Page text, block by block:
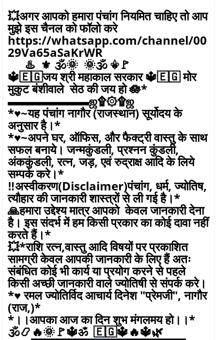
💥अगर आपको हमारा पंचांग नियमित चाहिए तो आप
मुझे इस चैनल को फॉलो करे
https://whatsapp.com/channel/00
29Va65aSaKrWR
♨️ ⚜️ 🕉🌞 🌞🕉 ⚜🚩
🔱🇪🇬जय श्री महाकाल सरकार 🔱🇪🇬 मोर
मुकुट बंशीवाले सेठ की जय हो 🪷*
▬▬▬▬▬▬▬ஜ۩۞۩ஜ
*♥️~यह पंचांग नागौर (राजस्थान) सूर्योदय के
अनुसार है।*
*♥️~अपने घर, ऑफिस, और फैक्ट्री वास्तु के साथ
सफल बनाये। जन्मकुंडली, प्रश्नन कुंडली,
अंककुंडली, रत्न, जड़, एवं रुद्राक्ष आदि के लिये
सम्पर्क करे।*
‼️अस्वीकरण(Disclaimer)पंचांग, धर्म, ज्योतिष,
त्यौहार की जानकारी शास्त्रों से ली गई है।*
🙏हमारा उद्देश्य मात्र आपको केवल जानकारी देना
है। इस संदर्भ में हम किसी प्रकार का कोई दावा नहीं
करते हैं।*
💥*राशि रत्न,वास्तु आदि विषयों पर प्रकाशित
सामग्री केवल आपकी जानकारी के लिए हैं अतः
संबंधित कोई भी कार्य या प्रयोग करने से पहले
किसी अच्छी जानकारी वाले ज्योतिषी से संपर्क करे।
*♥️ रमल ज्योतिर्विद आचार्य दिनेश "प्रेमजी", नागौर
(राज,)*
*।।आपका आज का दिन शुभ मंगलमय हो।।*
🕉️📿🔥🌞🚩🔱ॐ 🇪🇬🔱🔥🔱🌿